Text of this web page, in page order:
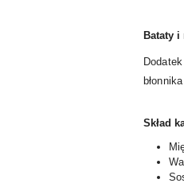
Bataty i
Skład